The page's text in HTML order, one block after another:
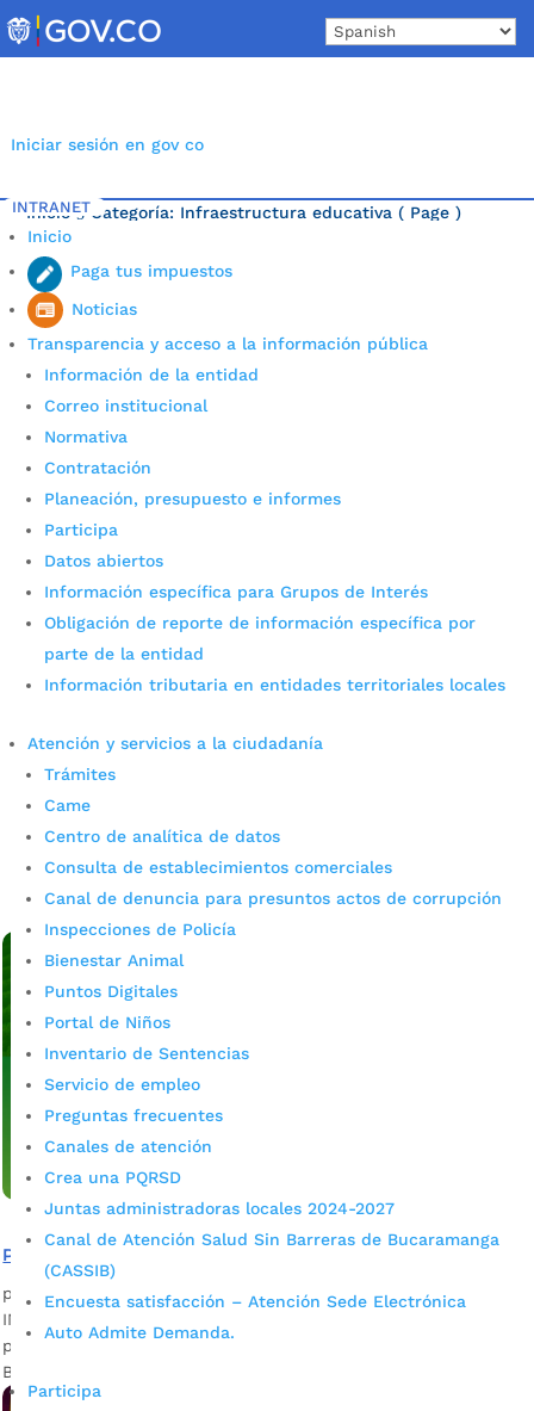
to
content
Iniciar sesión en gov co
INTRANET
Inicio
Paga tus impuestos
Noticias
Transparencia y acceso a la información pública
Información de la entidad
Correo institucional
Normativa
Contratación
Planeación, presupuesto e informes
Participa
Datos abiertos
Información específica para Grupos de Interés
Obligación de reporte de información específica por
parte de la entidad
Información tributaria en entidades territoriales locales
Atención y servicios a la ciudadanía
Trámites
Came
Centro de analítica de datos
Consulta de establecimientos comerciales
Canal de denuncia para presuntos actos de corrupción
Inspecciones de Policía
Bienestar Animal
Puntos Digitales
Portal de Niños
Inventario de Sentencias
Servicio de empleo
Preguntas frecuentes
Canales de atención
Crea una PQRSD
Juntas administradoras locales 2024-2027
Canal de Atención Salud Sin Barreras de Bucaramanga
(CASSIB)
Encuesta satisfacción – Atención Sede Electrónica
Auto Admite Demanda.
Participa
Inicio 5 Categoría: Infraestructura educativa ( Page )
Última noticia.
Alcaldía avanza en alianzas para
legalización de barrios
por admin_prensa
La Secretaría de Planeación de Bucaramanga continúa
consolidando alianzas para fortalecer los procesos de
legalización y regularización de barrios en la ciudad. La
Secretaría de Planeación de...
Postúlese a los proyectos para víctimas del conflicto
por admin_prensa|May 11, 2026
Noticias
IMEBU abre convocatoria para fortalecer proyectos
productivos de víctimas del conflicto armado. la Alcaldía de
Bucaramanga, a través del Instituto...